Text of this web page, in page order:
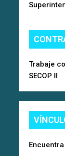
Trabaje
SECOP II